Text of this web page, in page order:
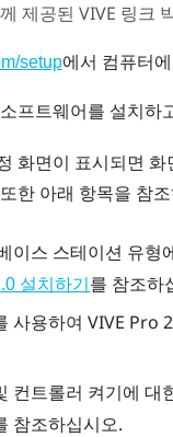
제공된 VIVE 링크
setup에서 컴퓨터
프트웨어를 설치하
화면이 표시되면
한 아래 항목을 참
이스 스테이션 유형
설치하기 를 참조하
사용하여VIVE Pro 2
컨트롤러 켜기에 대
참조하십시오.